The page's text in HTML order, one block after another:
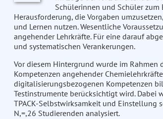
Schülerinnen und Schüler
Herausforderung, die Vorgaben
und Lernen nutzen. Wesentliche
angehender Lehrkräfte. Für eine darauf
und systematischen Verankerungen.
Vor diesem Hintergrund wurde im
Kompetenzen angehender
digitalisierungsbezogenen Kompetenzen
Testinstrumente berücksichtigt wird. Dabei
TPACK-Selbstwirksamkeit und Einstellung
N,=,26 Studierenden analysiert.